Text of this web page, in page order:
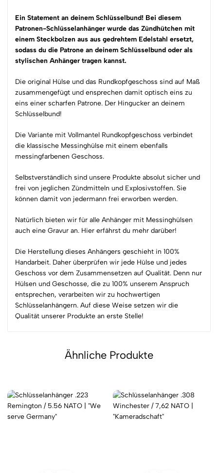
Ein Statement an deinem Schlüsselbund! Bei diesem
Patronen-Schlüsselanhänger wurde das Zündhütchen mit
einem Steckbolzen aus aus gedrehtem Edelstahl ersetzt,
sodass du die Patrone an deinem Schlüsselbund oder als
stylischen Anhänger tragen kannst.
Die original Hülse und das Rundkopfgeschoss sind auf Maß
zusammengefügt und ensprechen damit optisch eins zu
eins einer scharfen Patrone. Der Hingucker an deinem
Schlüsselbund!
Die Variante mit Vollmantel Rundkopfgeschoss verbindet
die klassische Messinghülse mit einem ebenfalls
messingfarbenen Geschoss.
Selbstverständlich sind unsere Produkte absolut sicher und
frei von jeglichen Zündmitteln und Explosivstoffen. Sie
können damit von jedermann frei erworben werden.
Natürlich bieten wir für alle Anhänger mit Messinghülsen
auch eine Gravur an. Hier erfährst du mehr darüber!
Die Herstellung dieses Anhängers geschieht in 100%
Handarbeit. Daher überprüfen wir jede Hülse und jedes
Geschoss vor dem Zusammensetzen auf Qualität. Denn nur
Hülsen und Geschosse, die zu 100% unserem Anspruch
entsprechen, verarbeiten wir zu hochwertigen
Schlüsselanhängern. Auf diese Weise setzen wir die
Qualität unserer Produkte an erste Stelle!
Ähnliche Produkte